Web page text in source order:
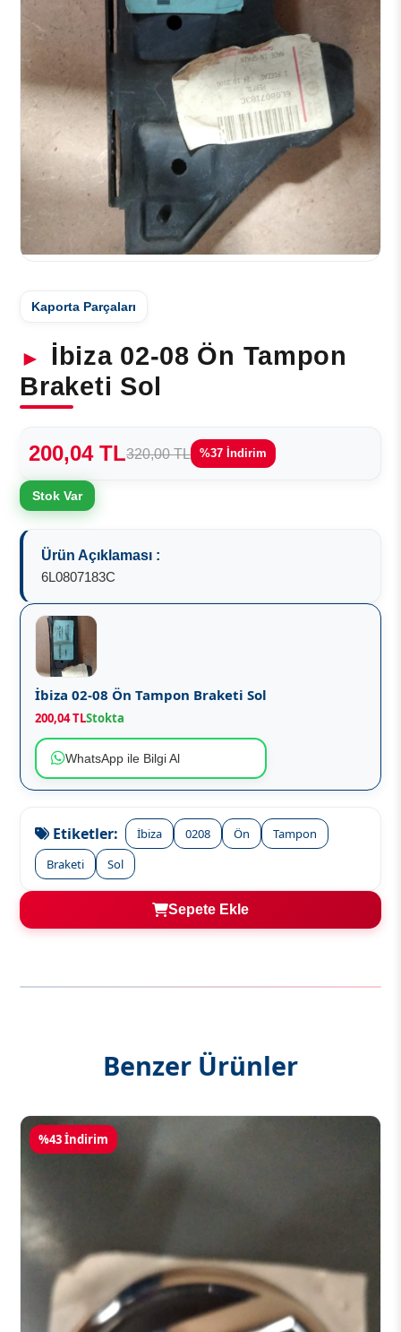
Kaporta Parçaları
İbiza 02-08 Ön Tampon
Braketi Sol
200,04 TL320,00 TL %37 İndirim
Stok Var
Ürün Açıklaması :
6L0807183C
İbiza 02-08 Ön Tampon Braketi Sol
200,04 TLStokta
WhatsApp ile Bilgi Al
Etiketler: İbiza 0208 Ön
Tampon
Braketi
Sol
Sepete Ekle
Benzer Ürünler
%43 İndirim